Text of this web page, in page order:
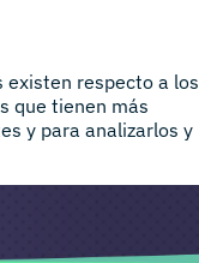
existen respecto a los
que tienen más
y para analizarlos y